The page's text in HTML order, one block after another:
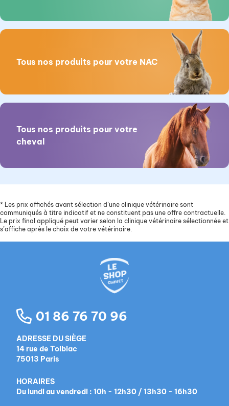
Tous nos produits pour votre NAC
Tous nos produits pour votre
cheval
* Les prix affichés avant sélection d’une clinique vétérinaire sont
communiqués à titre indicatif et ne constituent pas une offre contractuelle.
Le prix final appliqué peut varier selon la clinique vétérinaire sélectionnée et
s’affiche après le choix de votre vétérinaire.
01 86 76 70 96
ADRESSE DU SIÈGE
14 rue de Tolbiac
75013 Paris
HORAIRES
Du lundi au vendredi : 10h - 12h30 / 13h30 - 16h30